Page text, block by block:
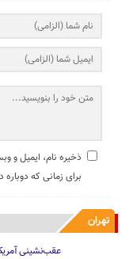
ذخیره نام، ایمیل و
برای زمانی که
تهران
عقب‌نشینی